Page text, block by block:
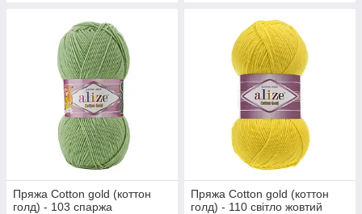
Пряжа Cotton gold (коттон
голд) - 103 спаржа
Пряжа Cotton gold (коттон
голд) - 110 світло жовтий